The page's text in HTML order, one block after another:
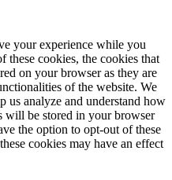
your experience while you
these cookies, the cookies that
on your browser as they are
of the website. We
us analyze and understand how
will be stored in your browser
the option to opt-out of these
cookies may have an effect